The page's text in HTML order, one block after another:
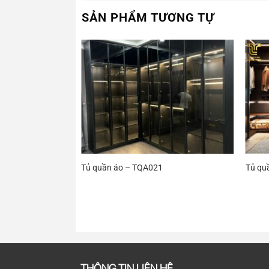
SẢN PHẨM TƯƠNG TỰ
Tủ quần áo – TQA021 Tủ